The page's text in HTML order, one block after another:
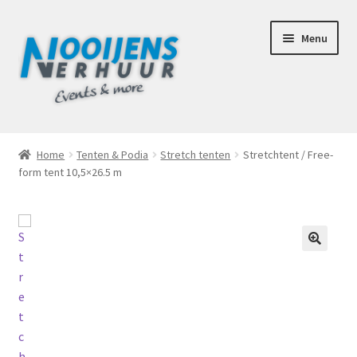
door
naar
navigatie
naar
de
Menu
Afhaalbox Tilburg
Assortiment
Mijn account
Offerte aanvraag
Home Tenten & Podia Stretch tenten
Stretchtent / Free-
form tent 10,5×26.5 m